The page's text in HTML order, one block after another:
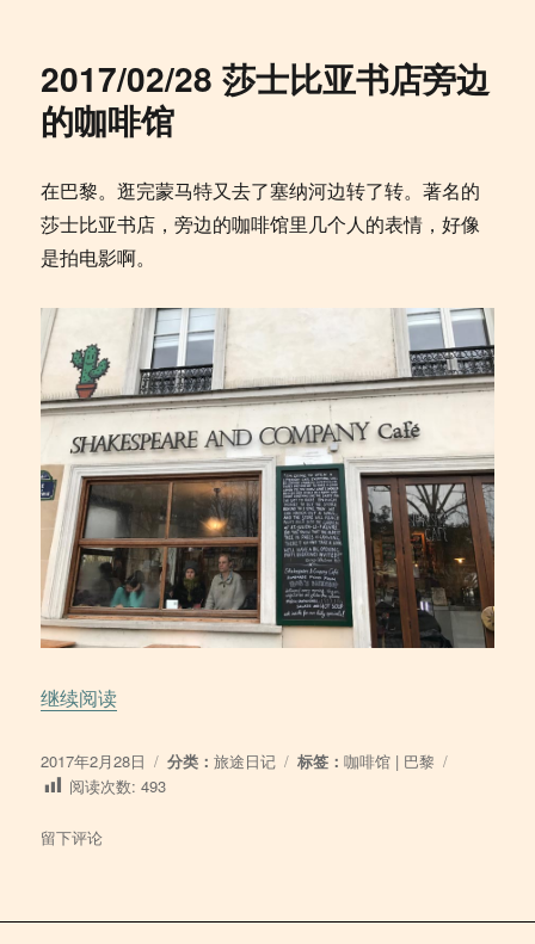
黎
的
天
亮
的
2017/02/28 莎士比亚书店旁边
的咖啡馆
在巴黎。逛完蒙马特又去了塞纳河边转了转。著名的
莎士比亚书店，旁边的咖啡馆里几个人的表情，好像
是拍电影啊。
继续阅读“2017/02/28 莎士比亚书店旁边的咖啡馆”
发
布
2017年2月28日
分
分类：旅途日记
标
标签：咖啡馆 | 巴黎
阅读次数: 493
于
留下评论